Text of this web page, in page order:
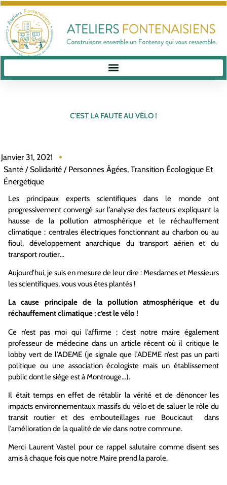
C’EST LA FAUTE AU VÉLO !
Janvier 31, 2021
Santé / Solidarité / Personnes Âgées, Transition Écologique Et
Énergétique
Les principaux experts scientifiques dans le monde ont
progressivement convergé sur l’analyse des facteurs expliquant la
hausse de la pollution atmosphérique et le réchauffement
climatique : centrales électriques fonctionnant au charbon ou au
fioul, développement anarchique du transport aérien et du
transport routier…
Aujourd’hui, je suis en mesure de leur dire : Mesdames et Messieurs
les scientifiques, vous vous êtes plantés !
La cause principale de la pollution atmosphérique et du
réchauffement climatique ; c’est le vélo !
Ce n’est pas moi qui l’affirme ; c’est notre maire également
professeur de médecine dans un article récent où il critique le
lobby vert de l’ADEME (je signale que l’ADEME n’est pas un parti
politique ou une association écologiste mais un établissement
public dont le siège est à Montrouge…).
Il était temps en effet de rétablir la vérité et de dénoncer les
impacts environnementaux massifs du vélo et de saluer le rôle du
transit routier et des embouteillages rue Boucicaut dans
l’amélioration de la qualité de vie dans notre commune.
Merci Laurent Vastel pour ce rappel salutaire comme disent ses
amis à chaque fois que notre Maire prend la parole.